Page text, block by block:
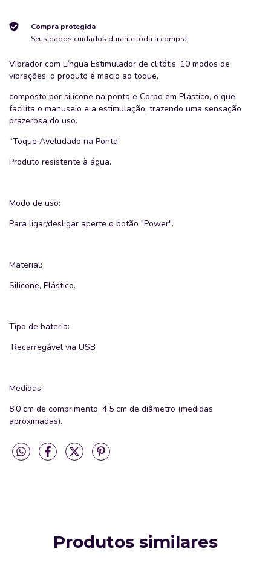
Compra protegida
Seus dados cuidados durante toda a compra.
Vibrador com Língua Estimulador de clitótis, 10 modos de
vibrações, o produto é macio ao toque,
composto por silicone na ponta e Corpo em Plástico, o que
facilita o manuseio e a estimulação, trazendo uma sensação
prazerosa do uso.
“Toque Aveludado na Ponta"
Produto resistente à água.
Modo de uso:
Para ligar/desligar aperte o botão "Power".
Material:
Silicone, Plástico.
Tipo de bateria:
Recarregável via USB
Medidas:
8,0 cm de comprimento, 4,5 cm de diâmetro (medidas
aproximadas).
Produtos similares